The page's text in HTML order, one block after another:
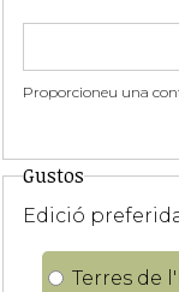
Proporcioneu una
Gustos
Edició
Terres de